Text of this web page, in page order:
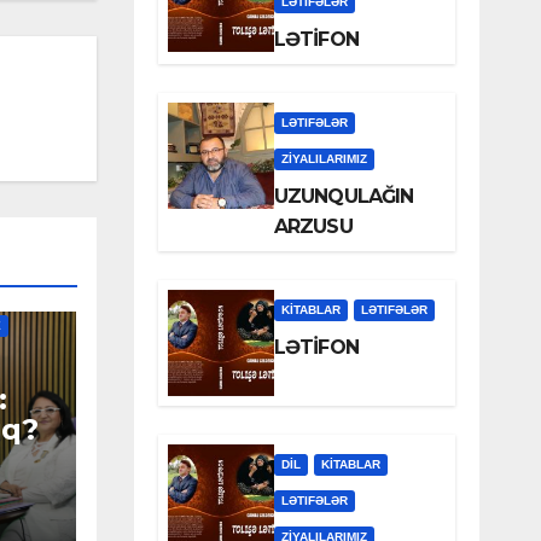
LƏTİFON
LƏTIFƏLƏR
ZİYALILARIMIZ
UZUNQULAĞIN
ARZUSU
KİTABLAR LƏTIFƏLƏR
LƏTİFON
DİL KİTABLAR
LƏTIFƏLƏR
ZİYALILARIMIZ